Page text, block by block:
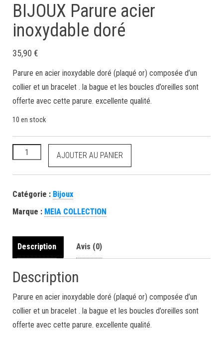
BIJOUX Parure acier
inoxydable doré
35,90 €
Parure en acier inoxydable doré (plaqué or) composée d’un
collier et un bracelet . la bague et les boucles d’oreilles sont
offerte avec cette parure. excellente qualité.
10 en stock
AJOUTER AU PANIER
Catégorie : Bijoux
Marque : MEIA COLLECTION
Description Avis (0)
Description
Parure en acier inoxydable doré (plaqué or) composée d’un
collier et un bracelet . la bague et les boucles d’oreilles sont
offerte avec cette parure. excellente qualité.